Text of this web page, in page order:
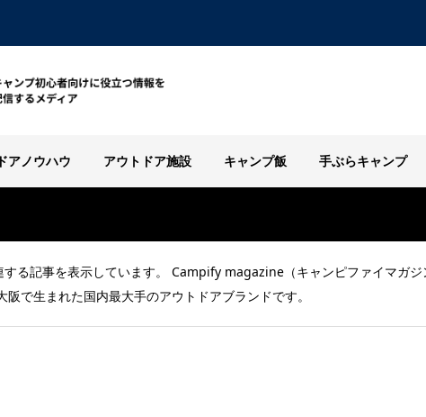
アノウハウ アウトドア施設 キャンプ飯 手ぶらキャンプ
る記事を表示しています。 Campify magazine（キャンピファイマガ
で生まれた国内最大手のアウトドアブランドです。